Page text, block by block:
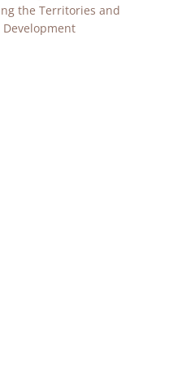
the Territories and
Development